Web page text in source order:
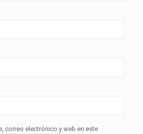
correo electrónico y web en este